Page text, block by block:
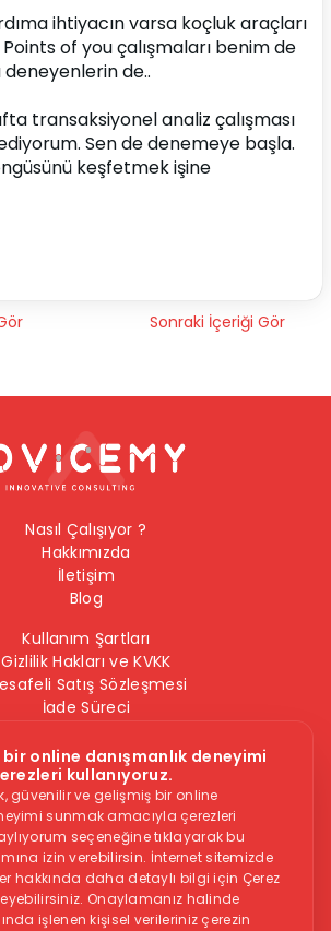
ihtiyacın varsa koçluk araçları
of you çalışmaları benim de
deneyenlerin de..
transaksiyonel analiz çalışması
Sen de denemeye başla.
keşfetmek işine
Sonraki İçeriği Gör
online danışmanlık deneyimi
kullanıyoruz.
güvenilir ve gelişmiş bir online
sunmak amacıyla çerezleri
seçeneğine tıklayarak bu
izin verebilirsin. İnternet sitemizde
hakkında daha detaylı bilgi için Çerez
Onaylamanız halinde
işlenen kişisel verileriniz çerezin
Nasıl Çalışıyor ?
Hakkımızda
İletişim
Blog
Kullanım Şartları
Gizlilik Hakları ve KVKK
Satış Sözleşmesi
İade Süreci
Güvenliği Politikası
Bizi Takip Edin